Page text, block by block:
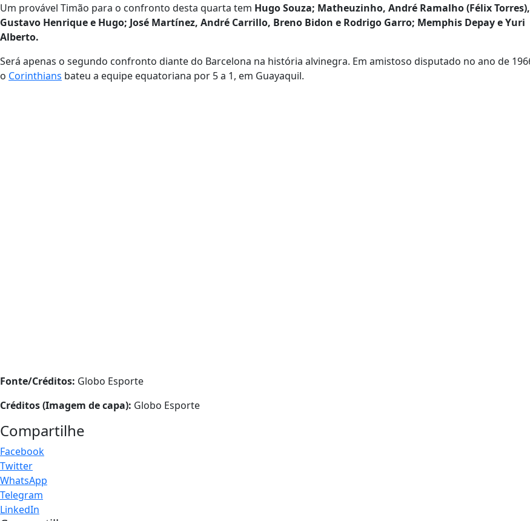
Um provável Timão para o confronto desta quarta tem Hugo Souza; Matheuzinho, André Ramalho (Félix Torres),
Gustavo Henrique e Hugo; José Martínez, André Carrillo, Breno Bidon e Rodrigo Garro; Memphis Depay e Yuri
Alberto.
Será apenas o segundo confronto diante do Barcelona na história alvinegra. Em amistoso disputado no ano de
o Corinthians bateu a equipe equatoriana por 5 a 1, em Guayaquil.
Fonte/Créditos: Globo Esporte
Créditos (Imagem de capa): Globo Esporte
Compartilhe
Facebook
Twitter
WhatsApp
Telegram
LinkedIn